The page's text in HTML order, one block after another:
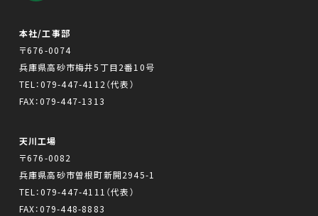
本社/工事部
〒676-0074
兵庫県高砂市梅井5丁目2番10号
TEL：079-447-4112 （代表）
FAX：079-447-1313
天川工場
〒676-0082
兵庫県高砂市曽根町新開2945-1
TEL：079-447-4111 （代表）
FAX：079-448-8883